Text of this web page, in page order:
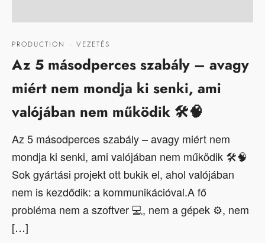
PRODUCTION · VEZETÉS
Az 5 másodperces szabály – avagy
miért nem mondja ki senki, ami
valójában nem működik 🛠️🧠
Az 5 másodperces szabály – avagy miért nem
mondja ki senki, ami valójában nem működik 🛠️🧠
Sok gyártási projekt ott bukik el, ahol valójában
nem is kezdődik: a kommunikációval.A fő
probléma nem a szoftver 💻, nem a gépek ⚙️, nem
[…]